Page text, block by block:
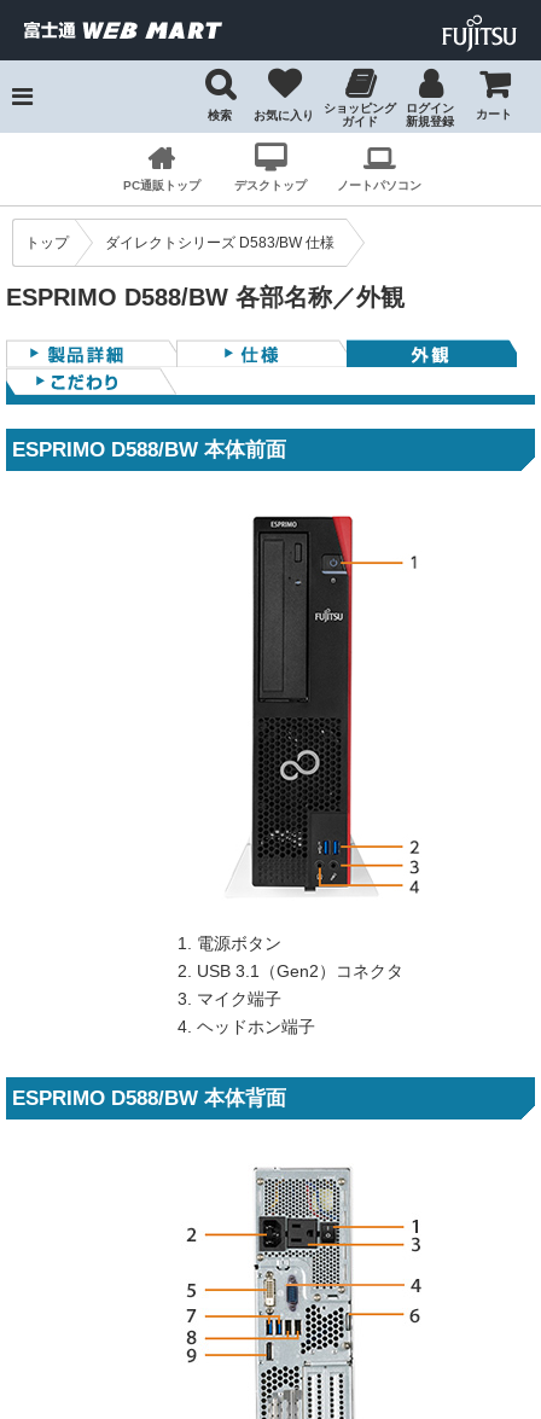
検索 お気に入り
ショッピング
ガイド
ログイン
新規登録
カート
PC通販トップ
デスクトップ ノートパソコン
トップ ダイレクトシリーズ D583/BW 仕様
ESPRIMO D588/BW 各部名称／外観
ESPRIMO D588/BW 本体前面
電源ボタン
USB 3.1（Gen2）コネクタ
マイク端子
ヘッドホン端子
ESPRIMO D588/BW 本体背面